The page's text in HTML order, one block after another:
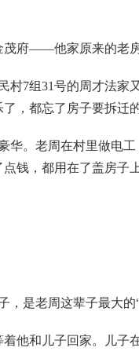
府——他家原来的老房
7组31号的周才法家
，都忘了房子要拆迁
。老周在村里做电工
钱，都用在了盖房子
是老周这辈子最大的“
和儿子回家。儿子